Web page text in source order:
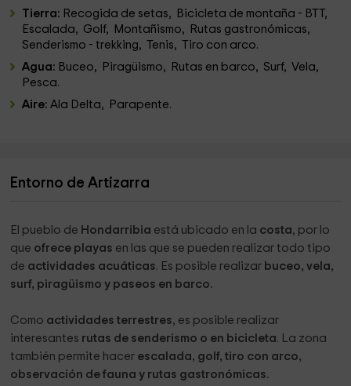
Tierra: Recogida de setas, Bicicleta de montaña - BTT,
Escalada, Golf, Montañismo, Rutas gastronómicas,
Senderismo - trekking, Tenis, Tiro con arco.
Agua: Buceo, Piragüismo, Rutas en barco, Surf, Vela,
Pesca.
Aire:Ala Delta, Parapente.
Entorno de Artizarra
El pueblo de Hondarribia está ubicado en la costa, por lo
que ofrece playas en las que se pueden realizar todo tipo
de actividades acuáticas. Es posible realizar buceo, vela,
surf, piragüismo y paseos en barco.
Como actividades terrestres, es posible realizar
interesantes rutas de senderismo o en bicicleta. La zona
también permite hacer escalada, golf, tiro con arco,
observación de fauna y rutas gastronómicas.